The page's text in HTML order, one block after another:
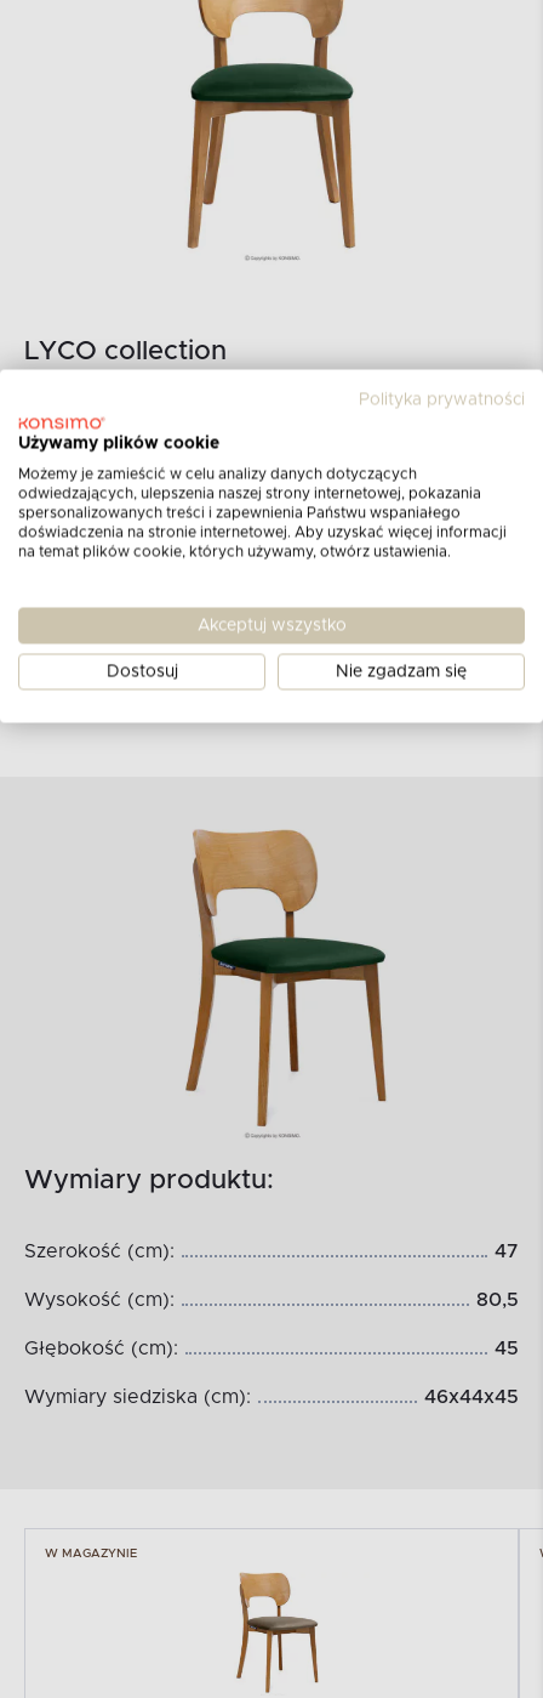
LYCO collection
Kolekcja LYCO występuje w wielu
wybarwieniach siedzisk, a także dębowym i
orzechowym kolorze ramy. Można je dowolnie
ze sobą mieszać przy aranżacji wnętrza lub
postawić na klasykę i wybrać ujednoliconą
kolorystykę. Będą pełnić nie tylko część
przestrzeń, dzięki swojej ciekawej kolorystyce.
Wymiary produktu:
Szerokość (cm): 47
Wysokość (cm): 80,5
Głębokość (cm): 45
Wymiary siedziska (cm): 46x44x45
W MAGAZYNIE
Polityka prywatności
Używamy plików cookie
Możemy je zamieścić w celu analizy danych dotyczących
odwiedzających, ulepszenia naszej strony internetowej, pokazania
spersonalizowanych treści i zapewnienia Państwu wspaniałego
doświadczenia na stronie internetowej. Aby uzyskać więcej informacji
na temat plików cookie, których używamy, otwórz ustawienia.
Akceptuj wszystko
Dostosuj Nie zgadzam się